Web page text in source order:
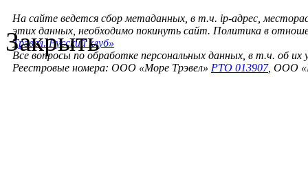
На сайте ведется сбор метаданных, в т.ч. ip-адрес,
этих данных, необходимо покинуть сайт. Политика в
Трэвел. Русский клуб»
Все вопросы по обработке персональных данных, в т.ч. об их
Реестровые номера: ООО «Море Трэвел» РТО 013907, ООО
Закрыть